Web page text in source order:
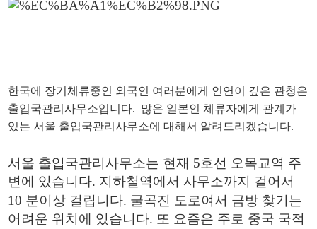
한국에 장기체류중인 외국인 여러분에게 인연이 깊은 관청은
출입국관리사무소입니다. 많은 일본인 체류자에게 관계가
있는 서울 출입국관리사무소에 대해서 알려드리겠습니다.
서울 출입국관리사무소는 현재 5호선 오목교역 주
변에 있습니다. 지하철역에서 사무소까지 걸어서
10 분이상 걸립니다. 굴곡진 도로여서 금방 찾기는
어려운 위치에 있습니다. 또 요즘은 주로 중국 국적